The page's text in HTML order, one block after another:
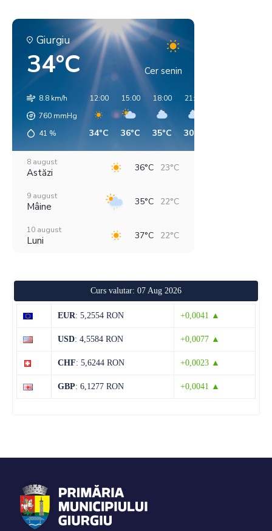
Giurgiu
34°C Cer senin
8.8 km/h
760 mmHg
41 %
12:00
34°C
15:00
36°C
18:00
35°C
21:00
30°C
8 august
Astăzi 36°C 23°C
9 august
Mâine 35°C 22°C
10 august
Luni 37°C 22°C
38°C 22°C
Joi
14 august
Curs valutar: 07 Aug 2026
EUR: 5,2554 RON +0,0041 ▲
USD: 4,5584 RON +0,0077 ▲
CHF: 5,6244 RON +0,0023 ▲
GBP: 6,1277 RON +0,0041 ▲